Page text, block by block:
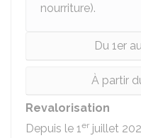
nourriture).
Du 1er
À partir
Revalorisation
Depuis le 1er juillet